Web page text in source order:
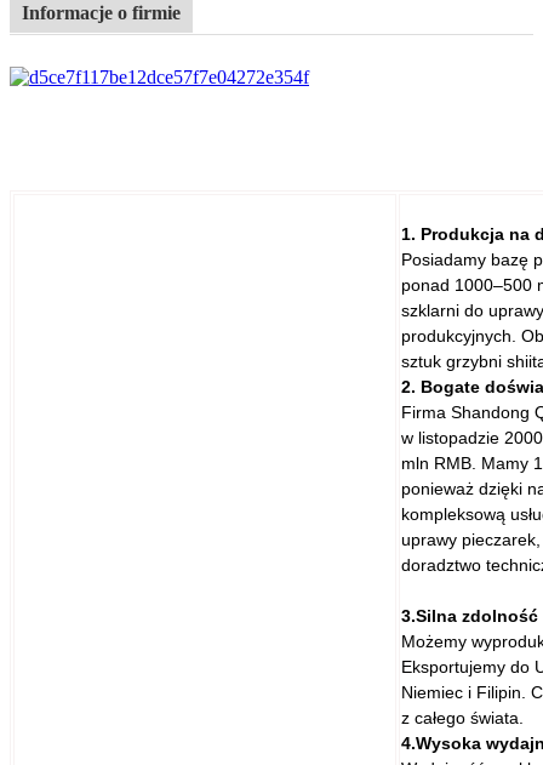
Informacje o firmie
1. Produkcja na
Posiadamy bazę
ponad 1000–500
szklarni do
produkcyjnych.
sztuk grzybni
2. Bogate
Firma Shandong
w listopadzie
mln RMB. Mamy
ponieważ dzięki
kompleksową
uprawy
doradztwo
3.Silna
Możemy
Eksportujemy do
Niemiec i Filipin.
z całego świata.
4.Wysoka